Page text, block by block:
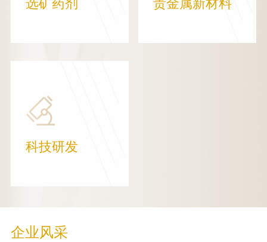
选矿药剂 贵金属新材料
科技研发
企业风采